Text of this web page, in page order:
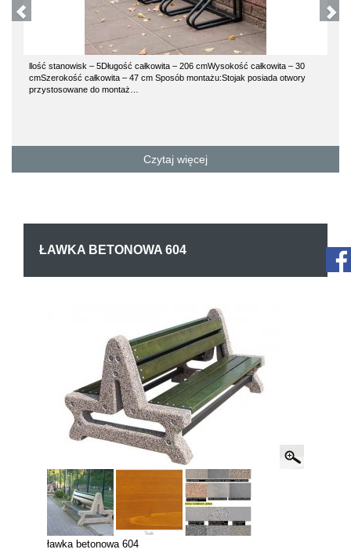
llość stanowisk – 5Długość całkowita – 206 cmWysokość całkowita – 30
cmSzerokość całkowita – 47 cm Sposób montażu:Stojak posiada otwory
przystosowane do montaż…
Czytaj więcej
ŁAWKA BETONOWA 604
ławka betonowa 604